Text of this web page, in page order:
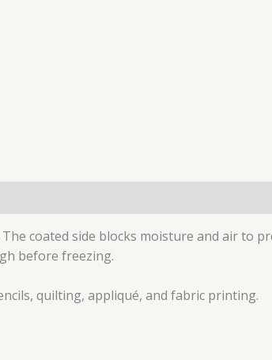
coated side blocks moisture and air to
before freezing.
quilting, appliqué, and fabric printing.